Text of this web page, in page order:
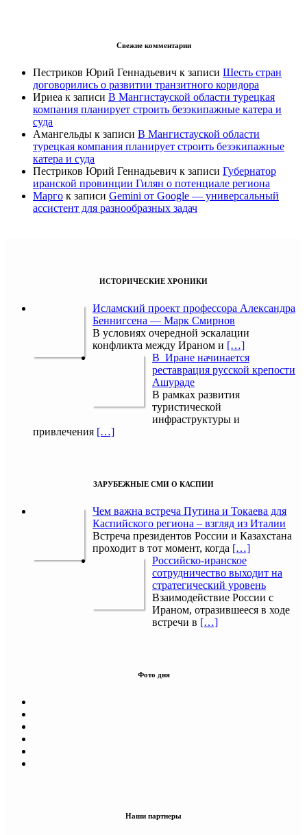
Свежие комментарии
Пестриков Юрий Геннадьевич к записи Шесть стран
договорились о развитии транзитного коридора
Ириеа к записи В Мангистауской области турецкая
компания планирует строить безэкипажные катера и
суда
Амангельды к записи В Мангистауской области
турецкая компания планирует строить безэкипажные
катера и суда
Пестриков Юрий Геннадьевич к записи Губернатор
иранской провинции Гилян о потенциале региона
Марго к записи Gemini от Google — универсальный
ассистент для разнообразных задач
ИСТОРИЧЕСКИЕ ХРОНИКИ
Исламский проект профессора Александра
Беннигсена — Марк Смирнов
В условиях очередной эскалации
конфликта между Ираном и […]
В Иране начинается
реставрация русской крепости
Ашураде
В рамках развития
туристической
инфраструктуры и
привлечения […]
ЗАРУБЕЖНЫЕ СМИ О КАСПИИ
Чем важна встреча Путина и Токаева для
Каспийского региона – взгляд из Италии
Встреча президентов России и Казахстана
проходит в тот момент, когда […]
Российско-иранское
сотрудничество выходит на
стратегический уровень
Взаимодействие России с
Ираном, отразившееся в ходе
встречи в […]
Фото дня
Наши партнеры